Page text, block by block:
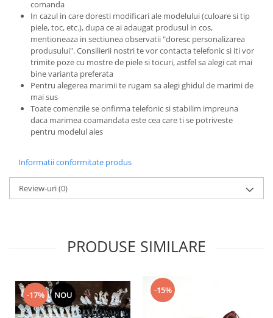
comanda
In cazul in care doresti modificari ale modelului (culoare si tip
piele, toc, etc.), dupa ce ai adaugat produsul in cos,
mentioneaza in sectiunea observatii "doresc personalizarea
produsului". Consilierii nostri te vor contacta telefonic si iti vor
trimite poze cu mostre de piele si tocuri, astfel sa alegi cat mai
bine varianta preferata
Pentru alegerea marimii te rugam sa alegi ghidul de marimi de
mai sus
Toate comenzile se onfirma telefonic si stabilim impreuna
daca marimea coamandata este cea care ti se potriveste
pentru modelul ales
Informatii conformitate produs
Review-uri(0)
PRODUSE SIMILARE
-17% NOU -15%